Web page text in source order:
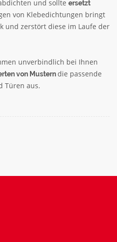
und sollte ersetzt
von Klebedichtungen bringt
und zerstört diese im Laufe der
unverbindlich bei Ihnen
von Musterndie passende
Türen aus.